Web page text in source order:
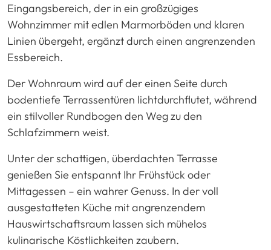
Eingangsbereich, der in ein großzügiges
Wohnzimmer mit edlen Marmorböden und klaren
Linien übergeht, ergänzt durch einen angrenzenden
Essbereich.
Der Wohnraum wird auf der einen Seite durch
bodentiefe Terrassentüren lichtdurchflutet, während
ein stilvoller Rundbogen den Weg zu den
Schlafzimmern weist.
Unter der schattigen, überdachten Terrasse
genießen Sie entspannt Ihr Frühstück oder
Mittagessen – ein wahrer Genuss. In der voll
ausgestatteten Küche mit angrenzendem
Hauswirtschaftsraum lassen sich mühelos
kulinarische Köstlichkeiten zaubern.